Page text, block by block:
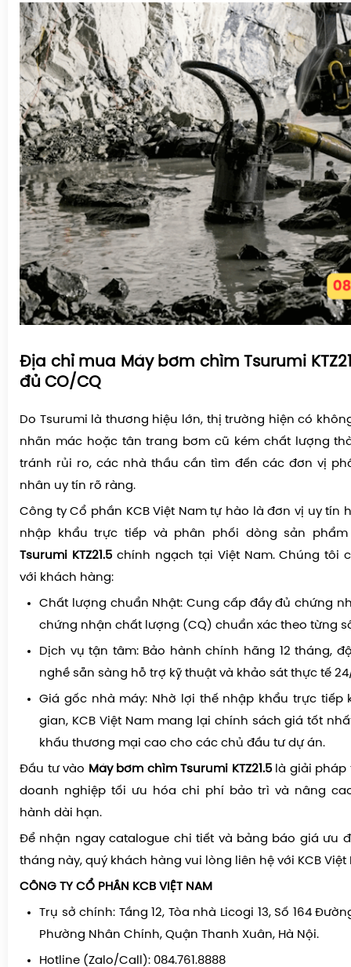
Địa chỉ mua Máy bơm chìm Tsurumi
đủ CO/CQ
Do Tsurumi là thương hiệu lớn, thị trường hiện có
nhãn mác hoặc tân trang bơm cũ kém chất lượng
tránh rủi ro, các nhà thầu cần tìm đến các đơn vị
nhân uy tín rõ ràng.
Công ty Cổ phần KCB Việt Nam tự hào là đơn vị uy tín
nhập khẩu trực tiếp và phân phối dòng sản
Tsurumi KTZ21.5chính ngạch tại Việt Nam. Chúng tôi
với khách hàng:
Chất lượng chuẩn Nhật: Cung cấp đầy đủ chứng
chứng nhận chất lượng (CQ) chuẩn xác theo từng
Dịch vụ tận tâm: Bảo hành chính hãng 12 tháng,
nghề sẵn sàng hỗ trợ kỹ thuật và khảo sát thực tế
Giá gốc nhà máy: Nhờ lợi thế nhập khẩu trực tiếp
gian, KCB Việt Nam mang lại chính sách giá tốt
khấu thương mại cao cho các chủ đầu tư dự án.
Đầu tư vào Máy bơm chìm Tsurumi KTZ21.5là giải pháp
doanh nghiệp tối ưu hóa chi phí bảo trì và nâng
hành dài hạn.
Để nhận ngay catalogue chi tiết và bảng báo giá ưu
tháng này, quý khách hàng vui lòng liên hệ với KCB Việt
CÔNG TY CỔ PHẦN KCB VIỆT NAM
Trụ sở chính: Tầng 12, Tòa nhà Licogi 13, Số 164
Phường Nhân Chính, Quận Thanh Xuân, Hà Nội.
Hotline (Zalo/Call): 084.761.8888